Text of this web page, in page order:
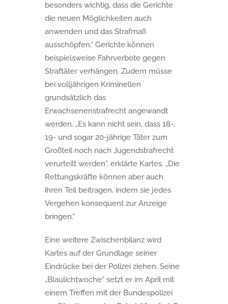
besonders wichtig, dass die Gerichte
die neuen Möglichkeiten auch
anwenden und das Strafmaß
ausschöpfen.“ Gerichte können
beispielsweise Fahrverbote gegen
Straftäter verhängen. Zudem müsse
bei volljährigen Kriminellen
grundsätzlich das
Erwachsenenstrafrecht angewandt
werden. „Es kann nicht sein, dass 18-,
19- und sogar 20-jährige Täter zum
Großteil noch nach Jugendstrafrecht
verurteilt werden“, erklärte Kartes. „Die
Rettungskräfte können aber auch
ihren Teil beitragen, indem sie jedes
Vergehen konsequent zur Anzeige
bringen.“
Eine weitere Zwischenbilanz wird
Kartes auf der Grundlage seiner
Eindrücke bei der Polizei ziehen. Seine
„Blaulichtwoche“ setzt er im April mit
einem Treffen mit der Bundespolizei